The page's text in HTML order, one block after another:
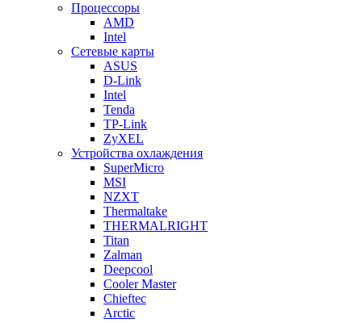
Процессоры
AMD
Intel
Сетевые карты
ASUS
D-Link
Intel
Tenda
TP-Link
ZyXEL
Устройства охлаждения
SuperMicro
MSI
NZXT
Thermaltake
THERMALRIGHT
Titan
Zalman
Deepcool
Cooler Master
Chieftec
Arctic